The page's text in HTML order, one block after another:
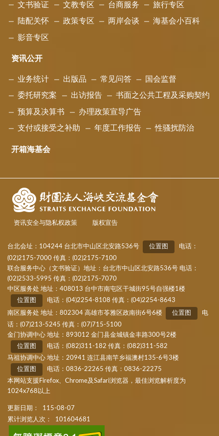
文书验证 文教专区 台商服务 旅行专区
陆配关怀 政策专区 两岸会谈 海基会小百科
影音专区
资讯公开
业务统计 出版品 常见问答 国会监督
委托研究案 出访报告 书面之公共工程及采购契约
预算及决算书 办理政策宣导广告
支付或接受之补助 年度工作报告 性骚扰防治
开箱海基会
资讯安全与隐私权政策 版权宣告
台北会址：104244 台北市中山区北安路536号 位置图
电话：
(02)2175-7000 传真：(02)2175-7100
联合服务中心（文书验证）地址：台北市中山区北安路536号 电话：
(02)2533-5995 传真：(02)2175-7070
中区服务处 地址：408013 台中市南屯区干城街95号自强楼1楼
位置图
电话：(04)2254-8108 传真：(04)2254-8643
南区服务处 地址：802304 高雄市苓雅区政南街6号6楼
位置图
电
话：(07)213-5245 传真：(07)715-5100
金门协调中心 地址：893012 金门县金城镇金丰路300号2楼
位置图
电话：(082)311-182 传真：(082)311-582
马祖协调中心 地址：20941 连江县南竿乡福澳村135-6号3楼
位置图
电话：0836-22265 传真：0836-22275
本网站支援Firefox、Chrome及Safari浏览器，最佳浏览解析度为
1024x768以上
更新日期：
115-08-07
累计浏览人次：
101604681